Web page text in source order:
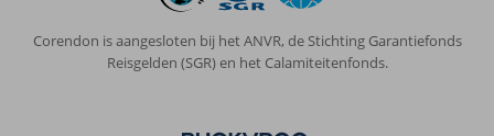
Corendon is aangesloten bij het ANVR, de Stichting Garantiefonds
Reisgelden (SGR) en het Calamiteitenfonds.